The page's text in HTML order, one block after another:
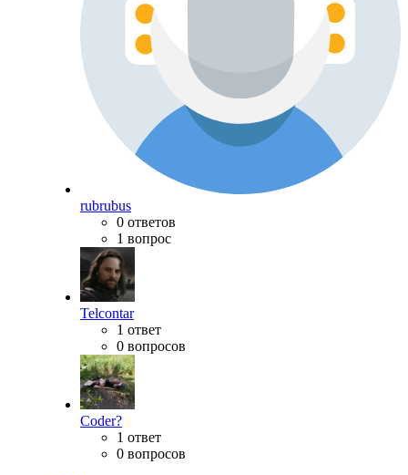
rubrubus
0 ответов
1 вопрос
Telcontar
1 ответ
0 вопросов
Coder?
1 ответ
0 вопросов